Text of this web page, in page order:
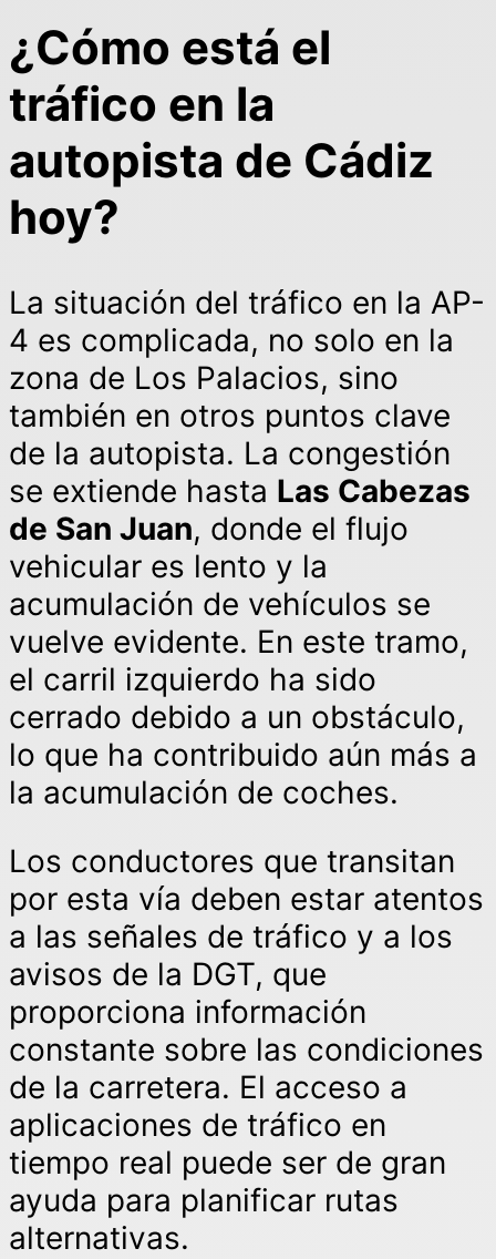
¿Cómo está el
tráfico en la
autopista de Cádiz
hoy?
La situación del tráfico en la AP-
4 es complicada, no solo en la
zona de Los Palacios, sino
también en otros puntos clave
de la autopista. La congestión
se extiende hasta Las Cabezas
de San Juan, donde el flujo
vehicular es lento y la
acumulación de vehículos se
vuelve evidente. En este tramo,
el carril izquierdo ha sido
cerrado debido a un obstáculo,
lo que ha contribuido aún más a
la acumulación de coches.
Los conductores que transitan
por esta vía deben estar atentos
a las señales de tráfico y a los
avisos de la DGT, que
proporciona información
constante sobre las condiciones
de la carretera. El acceso a
aplicaciones de tráfico en
tiempo real puede ser de gran
ayuda para planificar rutas
alternativas.